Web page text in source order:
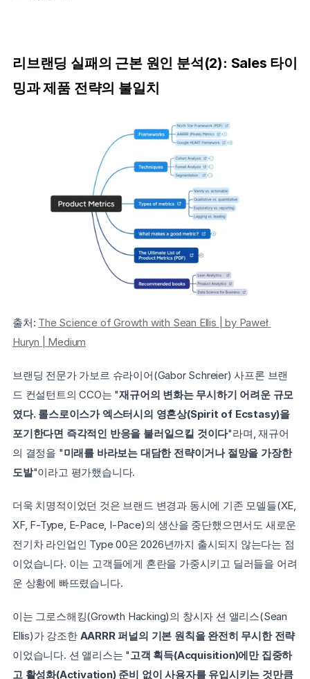
리브랜딩 실패의 근본 원인 분석(2): Sales 타이
밍과 제품 전략의 불일치
출처: The Science of Growth with Sean Ellis | by Paweł
Huryn | Medium
브랜딩 전문가 가보르 슈라이어(Gabor Schreier) 사프론 브랜
드 컨설턴트의 CCO는 "재규어의 변화는 무시하기 어려운 규모
였다. 롤스로이스가 엑스터시의 영혼상(Spirit of Ecstasy)을
포기한다면 즉각적인 반응을 불러일으킬 것이다"라며, 재규어
의 결정을 "미래를 바라보는 대담한 전략이거나 절망을 가장한
도발"이라고 평가했습니다.
더욱 치명적이었던 것은 브랜드 변경과 동시에 기존 모델들(XE,
XF, F-Type, E-Pace, I-Pace)의 생산을 중단했으면서도 새로운
전기차 라인업인 Type 00은 2026년까지 출시되지 않는다는 점
이었습니다. 이는 고객들에게 혼란을 가중시키고 딜러들을 어려
운 상황에 빠뜨렸습니다.
이는 그로스해킹(Growth Hacking)의 창시자 션 앨리스(Sean
Ellis)가 강조한 AARRR 퍼널의 기본 원칙을 완전히 무시한 전략
이었습니다. 션 앨리스는 "고객 획득(Acquisition)에만 집중하
고 활성화(Activation) 준비 없이 사용자를 유입시키는 것만큼